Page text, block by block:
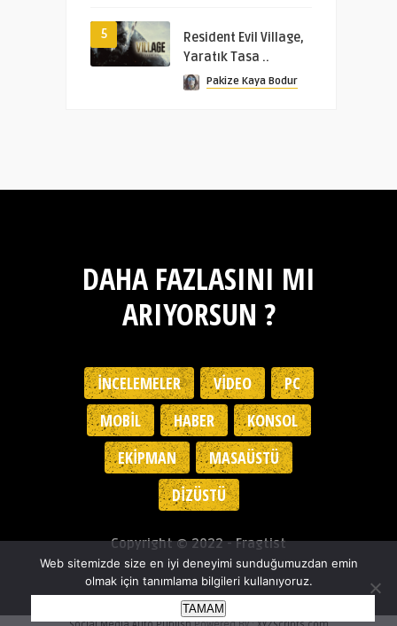
5
Resident Evil Village,
Yaratık Tasa ..
Pakize Kaya Bodur
DAHA FAZLASINI MI
ARIYORSUN ?
İNCELEMELER VIDEO
PC
MOBIL
HABER
KONSOL
EKIPMAN
MASAÜSTÜ
DIZÜSTÜ
Copyright © 2022 - Fragtist
Web sitemizde size en iyi deneyimi sunduğumuzdan emin
olmak için tanımlama bilgileri kullanıyoruz.
TAMAM